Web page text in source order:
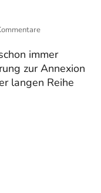
immer
zur Annexion
langen Reihe